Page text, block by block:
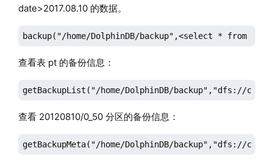
date>2017.08.10 的数据。
backup("/home/DolphinDB/backup",<select * from
查看表 pt 的备份信息：
getBackupList("/home/DolphinDB/backup","dfs://
查看 20120810/0_50 分区的备份信息：
getBackupMeta("/home/DolphinDB/backup","dfs://